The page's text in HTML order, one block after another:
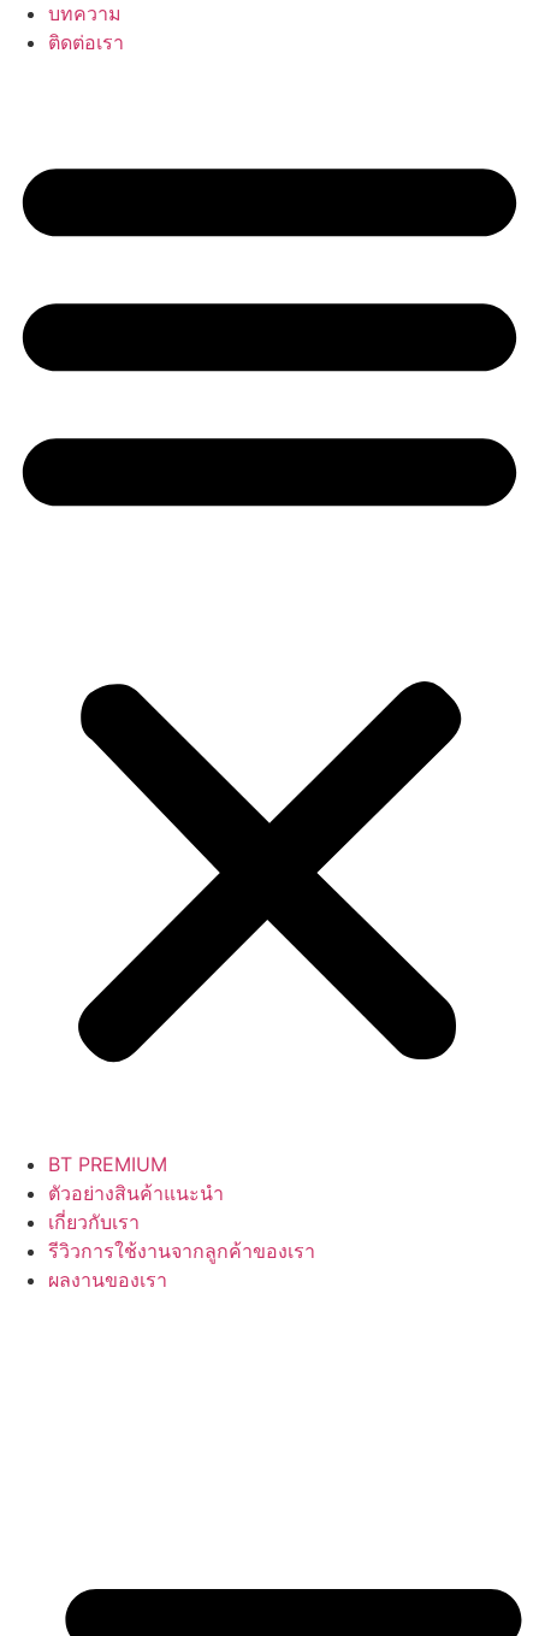
บทความ
ติดต่อเรา
BT PREMIUM
ตัวอย่างสินค้าแนะนำ
เกี่ยวกับเรา
รีวิวการใช้งานจากลูกค้าของเรา
ผลงานของเรา